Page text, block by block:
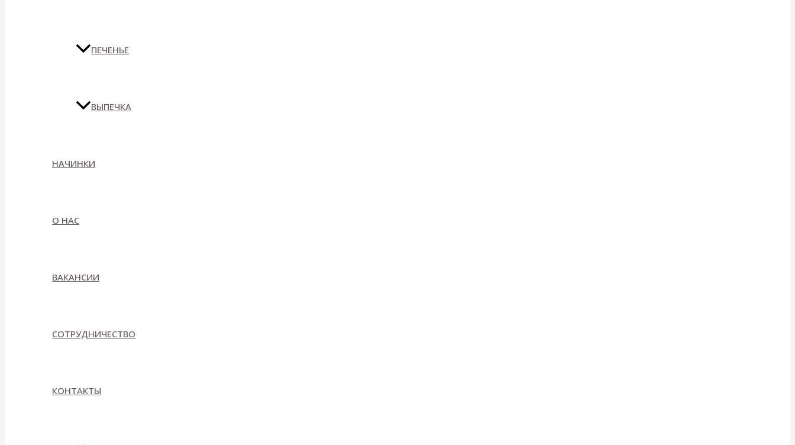
ПЕЧЕНЬЕ
ВЫПЕЧКА
НАЧИНКИ
О НАС
ВАКАНСИИ
СОТРУДНИЧЕСТВО
КОНТАКТЫ